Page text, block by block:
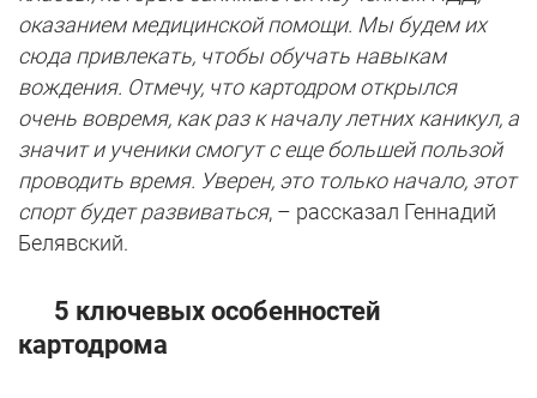
оказанием медицинской помощи. Мы будем их
сюда привлекать, чтобы обучать навыкам
вождения. Отмечу, что картодром открылся
очень вовремя, как раз к началу летних каникул, а
значит и ученики смогут с еще большей пользой
проводить время. Уверен, это только начало, этот
спорт будет развиваться, – рассказал Геннадий
Белявский.
5 ключевых особенностей
картодрома